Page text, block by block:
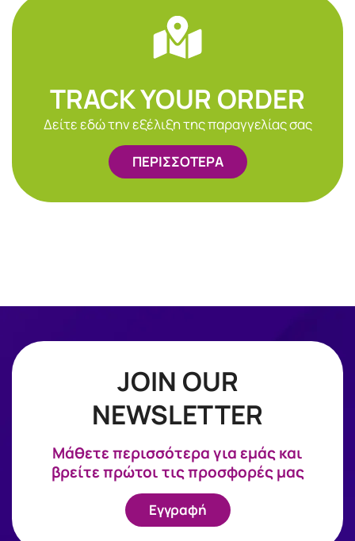
TRACK YOUR ORDER
Δείτε εδώ την εξέλιξη της παραγγελίας σας
ΠΕΡΙΣΣΟΤΕΡΑ
JOIN OUR
NEWSLETTER
Mάθετε περισσότερα για εμάς και
βρείτε πρώτοι τις προσφορές μας
Εγγραφή